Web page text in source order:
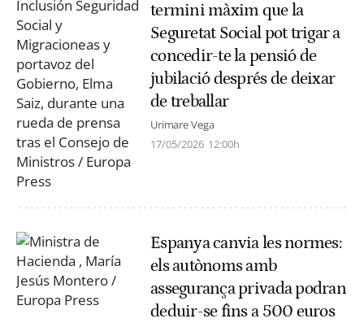
termini màxim que la
Seguretat Social pot trigar a
concedir-te la pensió de
jubilació després de deixar
de treballar
Urimare Vega
17/05/2026 12:00h
Espanya canvia les normes:
els autònoms amb
assegurança privada podran
deduir-se fins a 500 euros